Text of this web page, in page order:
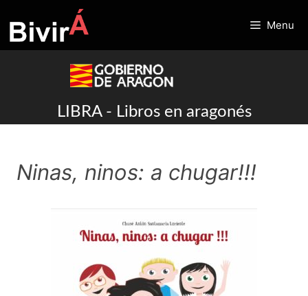
to
content
Menu
LIBRA - Libros en aragonés
Ninas, ninos: a chugar!!!